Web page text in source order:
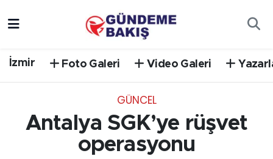
İzmir Foto Galeri Video Galeri
GÜNCEL
Antalya SGK’ye rüşvet
operasyonu
Süper Lig Puan Durumu ve Fikstür